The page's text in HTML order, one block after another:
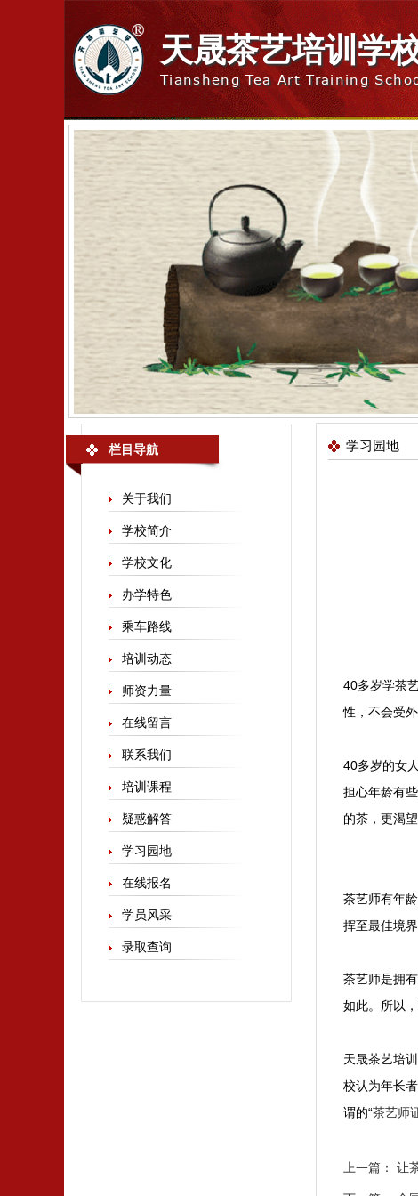
天晟茶艺培训学
Tiansheng Tea Art Training
栏目导航
关于我们
学校简介
学校文化
办学特色
乘车路线
培训动态
师资力量
在线留言
联系我们
培训课程
疑惑解答
学习园地
在线报名
学员风采
录取查询
学习园地
40多岁学茶
性，不会受
40多岁的女
担心年龄有
的茶，更渴望
茶艺师有年
挥至最佳境
茶艺师是拥
如此。所以
天晟茶艺培
校认为年长
谓的“茶艺师
上一篇： 让